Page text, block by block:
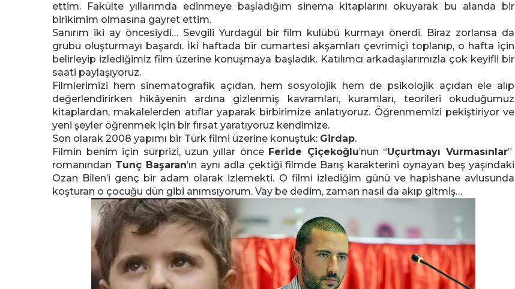
ettim. Fakülte yıllarımda edinmeye başladığım sinema kitaplarını okuyarak bu alanda bir
birikimim olmasına gayret ettim.
Sanırım iki ay öncesiydi… Sevgili Yurdagül bir film kulübü kurmayı önerdi. Biraz zorlansa da
grubu oluşturmayı başardı. İki haftada bir cumartesi akşamları çevrimiçi toplanıp, o hafta için
belirleyip izlediğimiz film üzerine konuşmaya başladık. Katılımcı arkadaşlarımızla çok keyifli bir
saati paylaşıyoruz.
Filmlerimizi hem sinematografik açıdan, hem sosyolojik hem de psikolojik açıdan ele alıp
değerlendirirken hikâyenin ardına gizlenmiş kavramları, kuramları, teorileri okuduğumuz
kitaplardan, makalelerden atıflar yaparak birbirimize anlatıyoruz. Öğrenmemizi pekiştiriyor ve
yeni şeyler öğrenmek için bir fırsat yaratıyoruz kendimize.
Son olarak 2008 yapımı bir Türk filmi üzerine konuştuk: Girdap.
Filmin benim için sürprizi, uzun yıllar önce Feride Çiçekoğlu’nun “Uçurtmayı Vurmasınlar”
romanından Tunç Başaran’ın aynı adla çektiği filmde Barış karakterini oynayan beş yaşındaki
Ozan Bilen’i genç bir adam olarak izlemekti. O filmi izlediğim günü ve hapishane avlusunda
koşturan o çocuğu dün gibi anımsıyorum. Vay be dedim, zaman nasıl da akıp gitmiş…